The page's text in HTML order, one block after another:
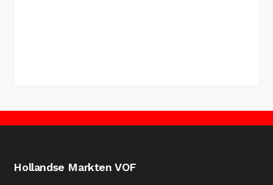
Hollandse Markten VOF